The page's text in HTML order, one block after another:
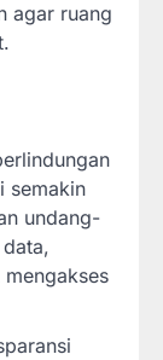
agar ruang
semakin
undang-